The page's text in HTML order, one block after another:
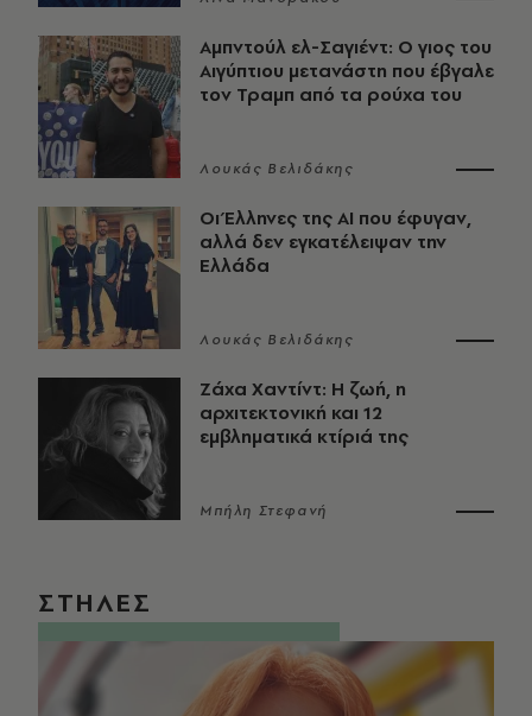
Αμπντούλ ελ-Σαγιέντ: Ο γιος του
Αιγύπτιου μετανάστη που έβγαλε
τον Τραμπ από τα ρούχα του
Λουκάς Βελιδάκης
Οι Έλληνες της ΑΙ που έφυγαν,
αλλά δεν εγκατέλειψαν την
Ελλάδα
Λουκάς Βελιδάκης
Ζάχα Χαντίντ: Η ζωή, η
αρχιτεκτονική και 12
εμβληματικά κτίριά της
Μπήλη Στεφανή
ΣΤΗΛΕΣ